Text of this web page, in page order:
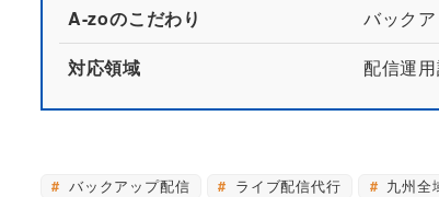
A-zoのこだわり
バック
対応領域
配信運
バックアップ配信 ライブ配信代行 九州全